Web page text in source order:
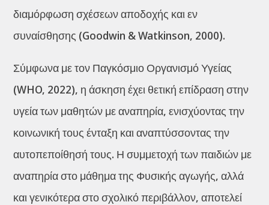
διαμόρφωση σχέσεων αποδοχής και εν
συναίσθησης (Goodwin & Watkinson, 2000).
Σύμφωνα με τον Παγκόσμιο Οργανισμό Υγείας
(WHO, 2022), η άσκηση έχει θετική επίδραση στην
υγεία των μαθητών με αναπηρία, ενισχύοντας την
κοινωνική τους ένταξη και αναπτύσσοντας την
αυτοπεποίθησή τους. Η συμμετοχή των παιδιών με
αναπηρία στο μάθημα της Φυσικής αγωγής, αλλά
και γενικότερα στο σχολικό περιβάλλον, αποτελεί